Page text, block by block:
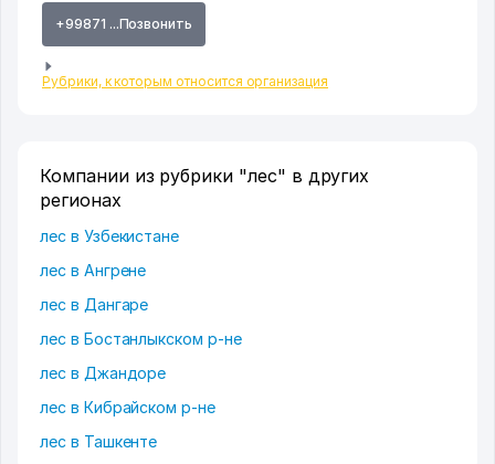
+99871 ...Позвонить
Рубрики, к которым относится организация
Компании из рубрики "лес" в других
регионах
лес в Узбекистане
лес в Ангрене
лес в Дангаре
лес в Бостанлыкском р-не
лес в Джандоре
лес в Кибрайском р-не
лес в Ташкенте